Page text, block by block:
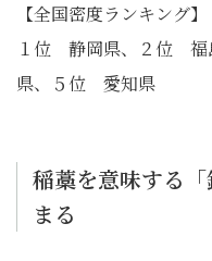
【全国密度ランキング】
１位 静岡県、２位
県、５位 愛知県
稲藁を意味する
まる